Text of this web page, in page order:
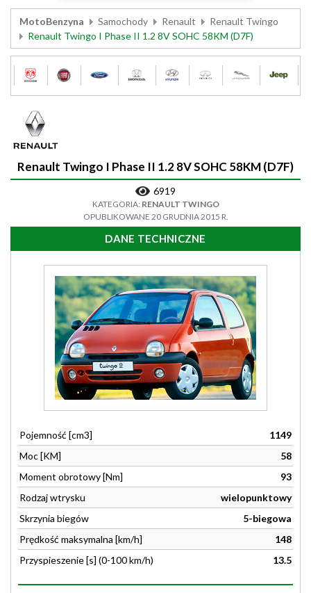
MotoBenzyna Samochody Renault
Renault Twingo
Renault Twingo I Phase II 1.2 8V SOHC 58KM (D7F)
Renault Twingo I Phase II 1.2 8V SOHC 58KM (D7F)
6919
KATEGORIA: RENAULT TWINGO
OPUBLIKOWANE 20 GRUDNIA 2015 R.
DANE TECHNICZNE
Pojemność [cm3]
1149
Moc [KM]
58
Moment obrotowy [Nm]
93
Rodzaj wtrysku
wielopunktowy
Skrzynia biegów
5-biegowa
Prędkość maksymalna [km/h]
148
Przyspieszenie [s] (0-100 km/h)
13.5